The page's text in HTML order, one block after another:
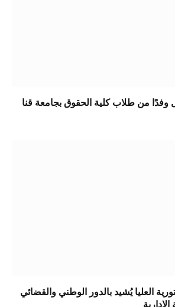
من طلاب كلية الحقوق بجامعة قنا
العليا يُشيد بالدور الوطني والقضائي